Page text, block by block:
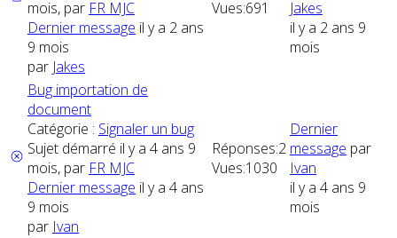
mois, par FR MJC
Dernier message il y a 2 ans
9 mois
par Jakes
Vues:691
Jakes
il y a 2 ans 9
mois
Bug importation de
document
Catégorie : Signaler un bug
Sujet démarré il y a 4 ans 9
mois, par FR MJC
Dernier message il y a 4 ans
9 mois
par Ivan
Réponses:2
Vues:1030
Dernier
message par
Ivan
il y a 4 ans 9
mois